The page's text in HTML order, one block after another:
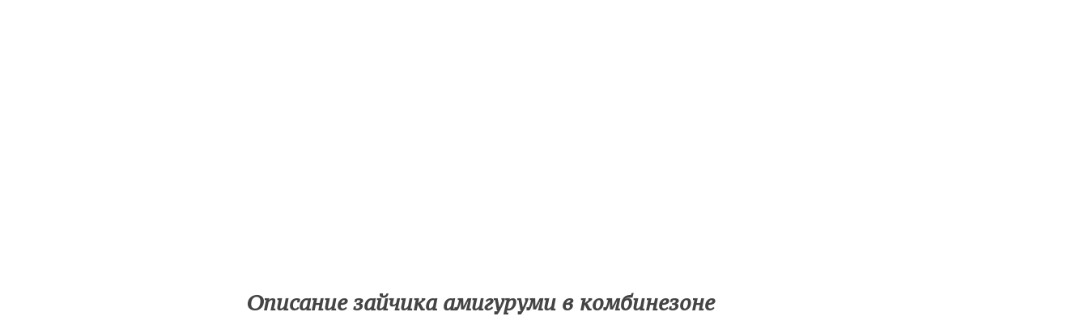
Описание зайчика амигуруми в комбинезоне